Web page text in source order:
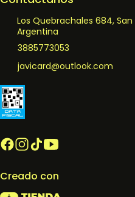
Los Quebrachales 684,
Argentina
3885773053
javicard@outlook.com
Creado con